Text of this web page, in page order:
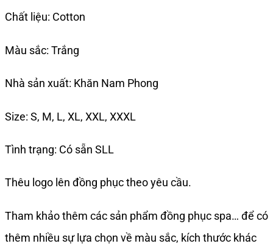
Chất liệu: Cotton
Màu sắc: Trắng
Nhà sản xuất: Khăn Nam Phong
Size: S, M, L, XL, XXL, XXXL
Tình trạng: Có sẵn SLL
Thêu logo lên đồng phục theo yêu cầu.
Tham khảo thêm các sản phẩm đồng phục spa… để có
thêm nhiều sự lựa chọn về màu sắc, kích thước khác